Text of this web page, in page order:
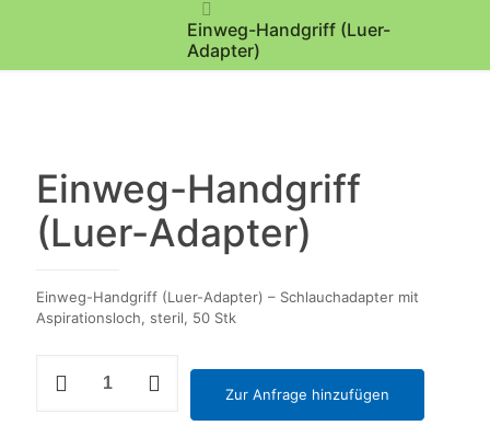
Einweg-Handgriff (Luer-
Adapter)
Einweg-Handgriff
(Luer-Adapter)
Einweg-Handgriff (Luer-Adapter) – Schlauchadapter mit
Aspirationsloch, steril, 50 Stk
Zur Anfrage hinzufügen